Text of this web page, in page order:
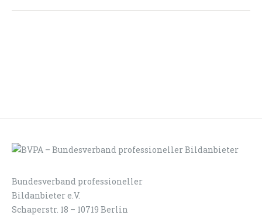
Bundesverband professioneller
Bildanbieter e.V.
Schaperstr. 18 – 10719 Berlin